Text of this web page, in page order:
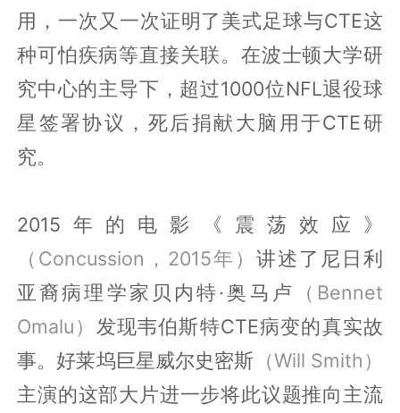
用，一次又一次证明了美式足球与CTE这
种可怕疾病等直接关联。在波士顿大学研
究中心的主导下，超过1000位NFL退役球
星签署协议，死后捐献大脑用于CTE研
究。
2015年的电影《震荡效应》
（Concussion，2015年） 讲述了尼日利
亚裔病理学家贝内特·奥马卢
（Bennet
Omalu） 发现韦伯斯特CTE病变的真实故
事。好莱坞巨星威尔史密斯 （Will Smith）
主演的这部大片进一步将此议题推向主流